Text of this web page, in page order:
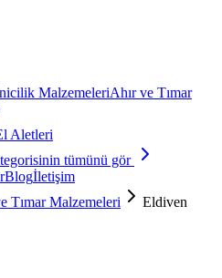
MalzemeleriAhır ve Tımar
Aletleri
tümünü gör
Blogİletişim
Tımar Malzemeleri
Eldiven